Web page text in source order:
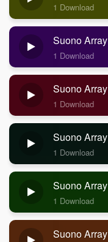
1 Download
Suono Array
1 Download
Suono Array
1 Download
Suono Array
1 Download
Suono Array
1 Download
Suono Array